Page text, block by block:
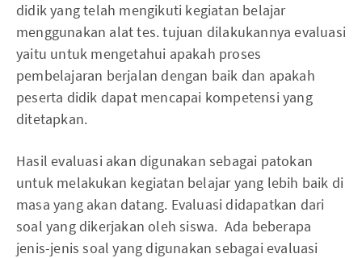
didik yang telah mengikuti kegiatan belajar
menggunakan alat tes. tujuan dilakukannya evaluasi
yaitu untuk mengetahui apakah proses
pembelajaran berjalan dengan baik dan apakah
peserta didik dapat mencapai kompetensi yang
ditetapkan.
Hasil evaluasi akan digunakan sebagai patokan
untuk melakukan kegiatan belajar yang lebih baik di
masa yang akan datang. Evaluasi didapatkan dari
soal yang dikerjakan oleh siswa. Ada beberapa
jenis-jenis soal yang digunakan sebagai evaluasi